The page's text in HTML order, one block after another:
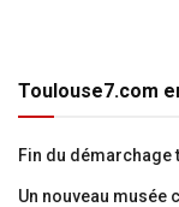
Toulouse7.com
Fin du démarchage
Un nouveau musée